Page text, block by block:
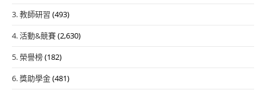
3. 教師研習 (493)
4. 活動&競賽(2,630)
5. 榮譽榜(182)
6. 獎助學金(481)